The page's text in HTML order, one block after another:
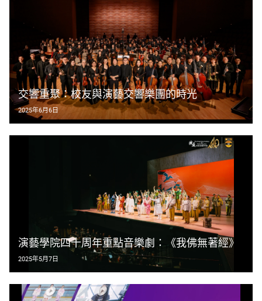
交響重聚：校友與演藝交響樂團的時光
2025年6月6日
演藝學院四十周年重點音樂劇：《我佛無著經》
2025年5月7日